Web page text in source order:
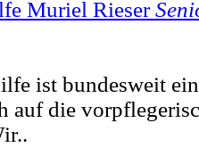
Muriel Rieser
ist bundesweit
auf die